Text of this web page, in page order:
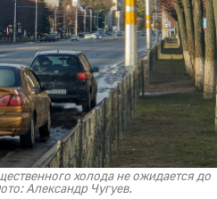
холода не ожидается до
Александр Чугуев.